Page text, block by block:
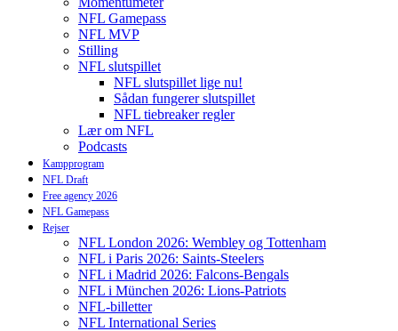
NFL Gamepass
NFL MVP
Stilling
NFL slutspillet
NFL slutspillet lige nu!
Sådan fungerer slutspillet
NFL tiebreaker regler
Lær om NFL
Podcasts
Kampprogram
NFL Draft
Free agency 2026
NFL Gamepass
Rejser
NFL London 2026: Wembley og Tottenham
NFL i Paris 2026: Saints-Steelers
NFL i Madrid 2026: Falcons-Bengals
NFL i München 2026: Lions-Patriots
NFL-billetter
NFL International Series